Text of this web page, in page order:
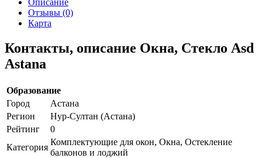
Отзывы (0)
Карта
Контакты, описание Окна, Стекло Asd
Astana
Образование
Город
Астана
Регион
Нур-Султан (Астана)
Рейтинг
0
Категория
Комплектующие для окон, Окна, Остекление
балконов и лоджий